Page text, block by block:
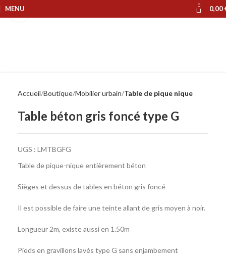
MENU 0 0,00
Accueil Boutique Mobilier urbain Table de pique nique
Table béton gris foncé type G
UGS : LMTBGFG
Table de pique-nique entièrement béton
Sièges et dessus de tables en béton gris foncé
Il est possible de faire une teinte allant de gris moyen à noir.
Longueur 2m, existe aussi en 1.50m
Pieds en gravillons lavés type G sans enjambement